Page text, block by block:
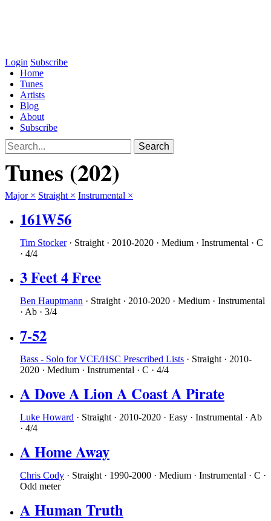
Login Subscribe
Home
Tunes
Artists
Blog
About
Subscribe
Tunes (202)
Major × Straight × Instrumental ×
161W56
Tim Stocker· Straight · 2010-2020 · Medium · Instrumental · C
· 4/4
3 Feet 4 Free
Ben Hauptmann · Straight · 2010-2020 · Medium · Instrumental
· Ab · 3/4
7-52
Bass - Solo for VCE/HSC Prescribed Lists · Straight · 2010-
2020 · Medium · Instrumental · C · 4/4
A Dove A Lion A Coast A Pirate
Luke Howard · Straight · 2010-2020 · Easy · Instrumental · Ab
· 4/4
A Home Away
Chris Cody · Straight · 1990-2000 · Medium · Instrumental · C ·
Odd meter
A Human Truth